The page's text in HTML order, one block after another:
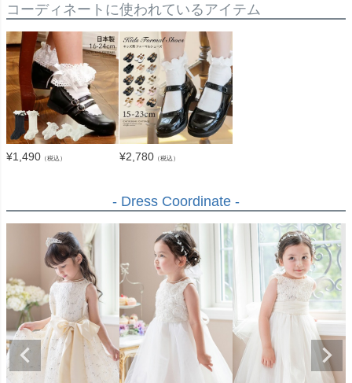
コーディネートに使われているアイテム
¥1,490 （税込） ¥2,780 （税込）
- Dress Coordinate -